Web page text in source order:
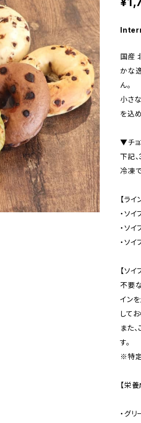
国産
かな
ん。
小さ
を込
▼チョ
下記
冷凍
【ライ
・ソ
・ソ
・ソ
【ソ
不要
イン
して
また
す。
※特
【栄
・グ